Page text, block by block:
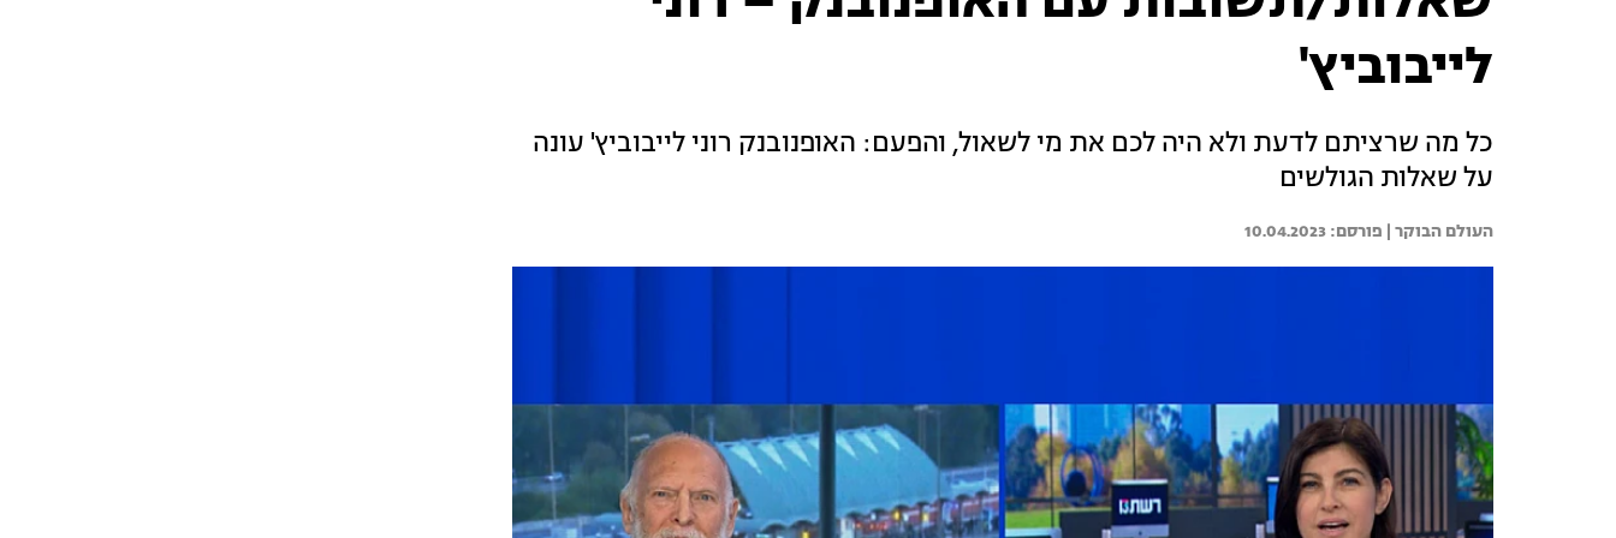
לייבוביץ'
כל מה שרציתם לדעת ולא היה לכם את מי לשאול, והפעם: האופנובנק רוני לייבוביץ' עונה
על שאלות הגולשים
העולם הבוקר | 10.04.2023